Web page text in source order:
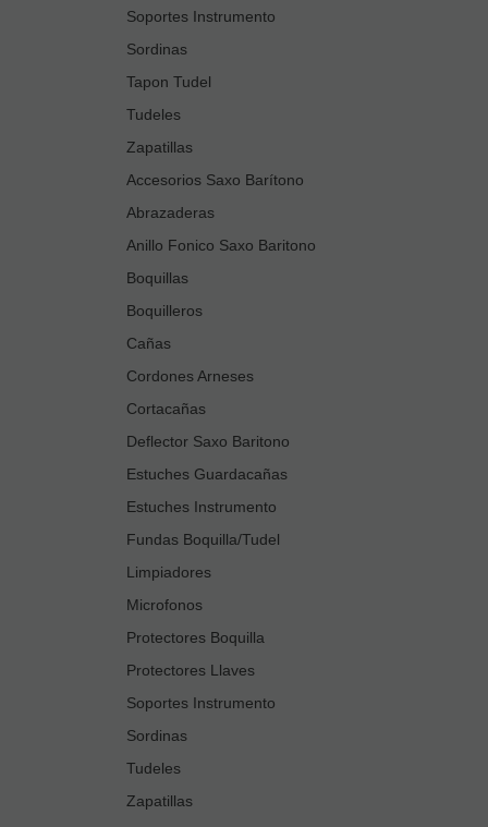
Soportes Instrumento
Sordinas
Tapon Tudel
Tudeles
Zapatillas
Accesorios Saxo Barítono
Abrazaderas
Anillo Fonico Saxo Baritono
Boquillas
Boquilleros
Cañas
Cordones Arneses
Cortacañas
Deflector Saxo Baritono
Estuches Guardacañas
Estuches Instrumento
Fundas Boquilla/Tudel
Limpiadores
Microfonos
Protectores Boquilla
Protectores Llaves
Soportes Instrumento
Sordinas
Tudeles
Zapatillas